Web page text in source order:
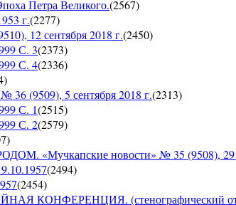
Петра Великого.(2567)
г.(2277)
12 сентября 2018 г.(2450)
С. 3(2373)
С. 4(2336)
)
(9509), 5 сентября 2018 г.(2313)
С. 1(2515)
С. 2(2579)
)
новости» № 35 (9508), 29
(2494)
(2454)
КОНФЕРЕНЦИЯ. (стенографический